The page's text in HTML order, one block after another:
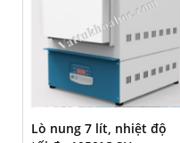
Lò nung 7 lít, nhiệt độ